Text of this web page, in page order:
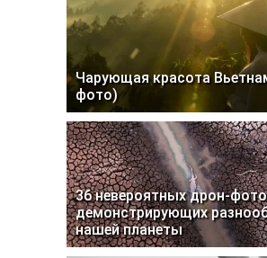
Чарующая красота
фото)
36 невероятных дрон-
демонстрирующих
нашей планеты